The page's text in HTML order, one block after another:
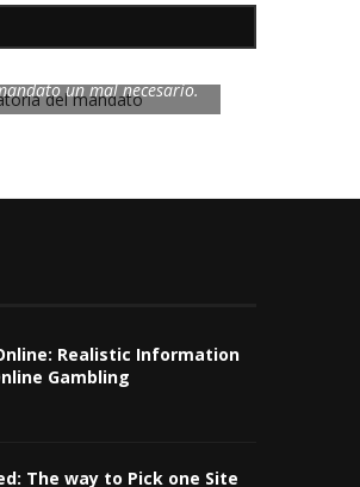
un mal necesario.
Realistic Information
Gambling
The way to Pick one Site